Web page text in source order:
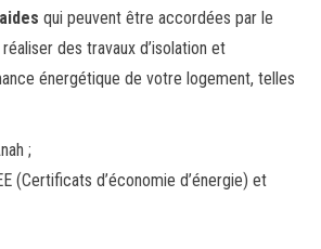
qui peuvent être accordées par le
des travaux d’isolation et
énergétique de votre logement, telles
;
(Certificats d’économie d’énergie) et